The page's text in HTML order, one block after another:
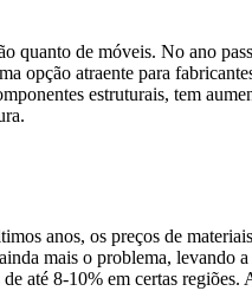
quanto de móveis. No ano
opção atraente para
estruturais, tem
anos, os preços de
mais o problema, levando
até 8-10% em certas regiões.